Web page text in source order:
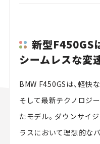
新型F450GS
シームレスな変
BMW F450GSは、軽快
そして最新テクノロジ
たモデル。ダウンサイ
ラスにおいて理想的な